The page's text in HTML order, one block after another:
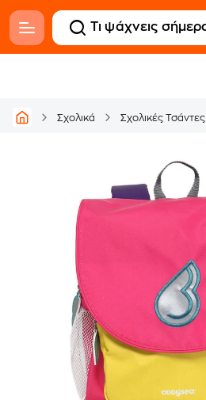
Σχολικά Σχολικές Τσάντες